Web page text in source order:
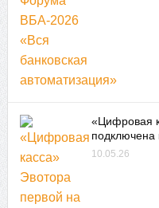
«Цифровая
10.05.26